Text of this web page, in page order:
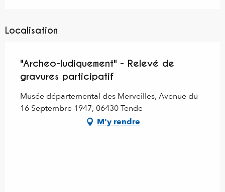
Localisation
"Archeo-ludiquement" - Relevé de
gravures participatif
Musée départemental des Merveilles, Avenue du
16 Septembre 1947, 06430 Tende
M'y rendre